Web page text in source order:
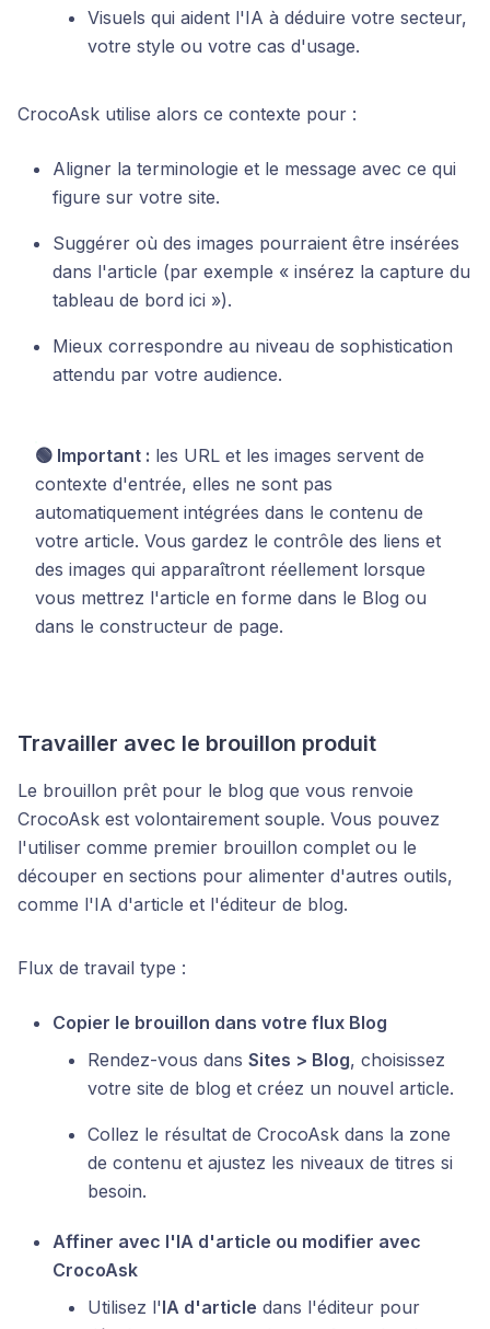
Visuels qui aident l'IA à déduire votre secteur,
votre style ou votre cas d'usage.
CrocoAsk utilise alors ce contexte pour :
Aligner la terminologie et le message avec ce qui
figure sur votre site.
Suggérer où des images pourraient être insérées
dans l'article (par exemple « insérez la capture du
tableau de bord ici »).
Mieux correspondre au niveau de sophistication
attendu par votre audience.
🟢 Important : les URL et les images servent de
contexte d'entrée, elles ne sont pas
automatiquement intégrées dans le contenu de
votre article. Vous gardez le contrôle des liens et
des images qui apparaîtront réellement lorsque
vous mettrez l'article en forme dans le Blog ou
dans le constructeur de page.
Travailler avec le brouillon produit
Le brouillon prêt pour le blog que vous renvoie
CrocoAsk est volontairement souple. Vous pouvez
l'utiliser comme premier brouillon complet ou le
découper en sections pour alimenter d'autres outils,
comme l'IA d'article et l'éditeur de blog.
Flux de travail type :
Copier le brouillon dans votre flux Blog
Rendez-vous dans Sites > Blog, choisissez
votre site de blog et créez un nouvel article.
Collez le résultat de CrocoAsk dans la zone
de contenu et ajustez les niveaux de titres si
besoin.
Affiner avec l'IA d'article ou modifier avec
CrocoAsk
Utilisez l'IA d'article dans l'éditeur pour